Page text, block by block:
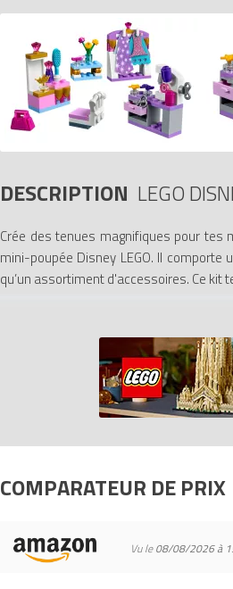
DESCRIPTION LEGO
Crée des tenues magnifiques pour tes
mini-poupée Disney LEGO. Il
qu’un assortiment d'accessoires. Ce
- Comprend de nombreux petits
- Le kit idéal pour compléter tes
LEGO Disney 40388
COMPARATEUR DE PRIX
Vu le08/08/2026 à